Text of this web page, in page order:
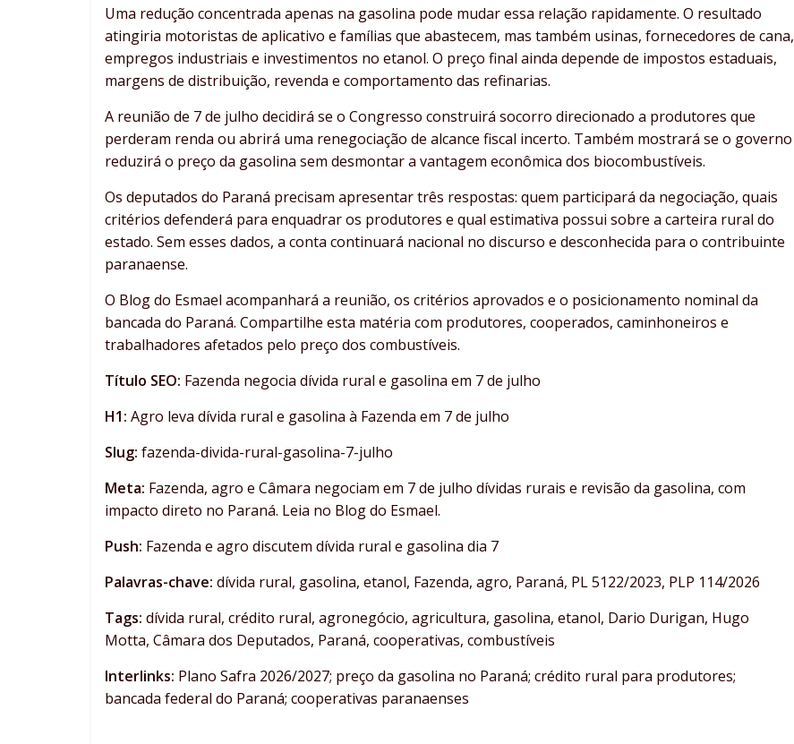
Uma redução concentrada apenas na gasolina pode mudar essa relação rapidamente. O resultado
atingiria motoristas de aplicativo e famílias que abastecem, mas também usinas, fornecedores de cana,
empregos industriais e investimentos no etanol. O preço final ainda depende de impostos estaduais,
margens de distribuição, revenda e comportamento das refinarias.
A reunião de 7 de julho decidirá se o Congresso construirá socorro direcionado a produtores que
perderam renda ou abrirá uma renegociação de alcance fiscal incerto. Também mostrará se o governo
reduzirá o preço da gasolina sem desmontar a vantagem econômica dos biocombustíveis.
Os deputados do Paraná precisam apresentar três respostas: quem participará da negociação, quais
critérios defenderá para enquadrar os produtores e qual estimativa possui sobre a carteira rural do
estado. Sem esses dados, a conta continuará nacional no discurso e desconhecida para o contribuinte
paranaense.
O Blog do Esmael acompanhará a reunião, os critérios aprovados e o posicionamento nominal da
bancada do Paraná. Compartilhe esta matéria com produtores, cooperados, caminhoneiros e
trabalhadores afetados pelo preço dos combustíveis.
Título SEO: Fazenda negocia dívida rural e gasolina em 7 de julho
H1: Agro leva dívida rural e gasolina à Fazenda em 7 de julho
Slug: fazenda-divida-rural-gasolina-7-julho
Meta: Fazenda, agro e Câmara negociam em 7 de julho dívidas rurais e revisão da gasolina, com
impacto direto no Paraná. Leia no Blog do Esmael.
Push: Fazenda e agro discutem dívida rural e gasolina dia 7
Palavras-chave: dívida rural, gasolina, etanol, Fazenda, agro, Paraná, PL 5122/2023, PLP 114/2026
Tags: dívida rural, crédito rural, agronegócio, agricultura, gasolina, etanol, Dario Durigan, Hugo
Motta, Câmara dos Deputados, Paraná, cooperativas, combustíveis
Interlinks: Plano Safra 2026/2027; preço da gasolina no Paraná; crédito rural para produtores;
bancada federal do Paraná; cooperativas paranaenses